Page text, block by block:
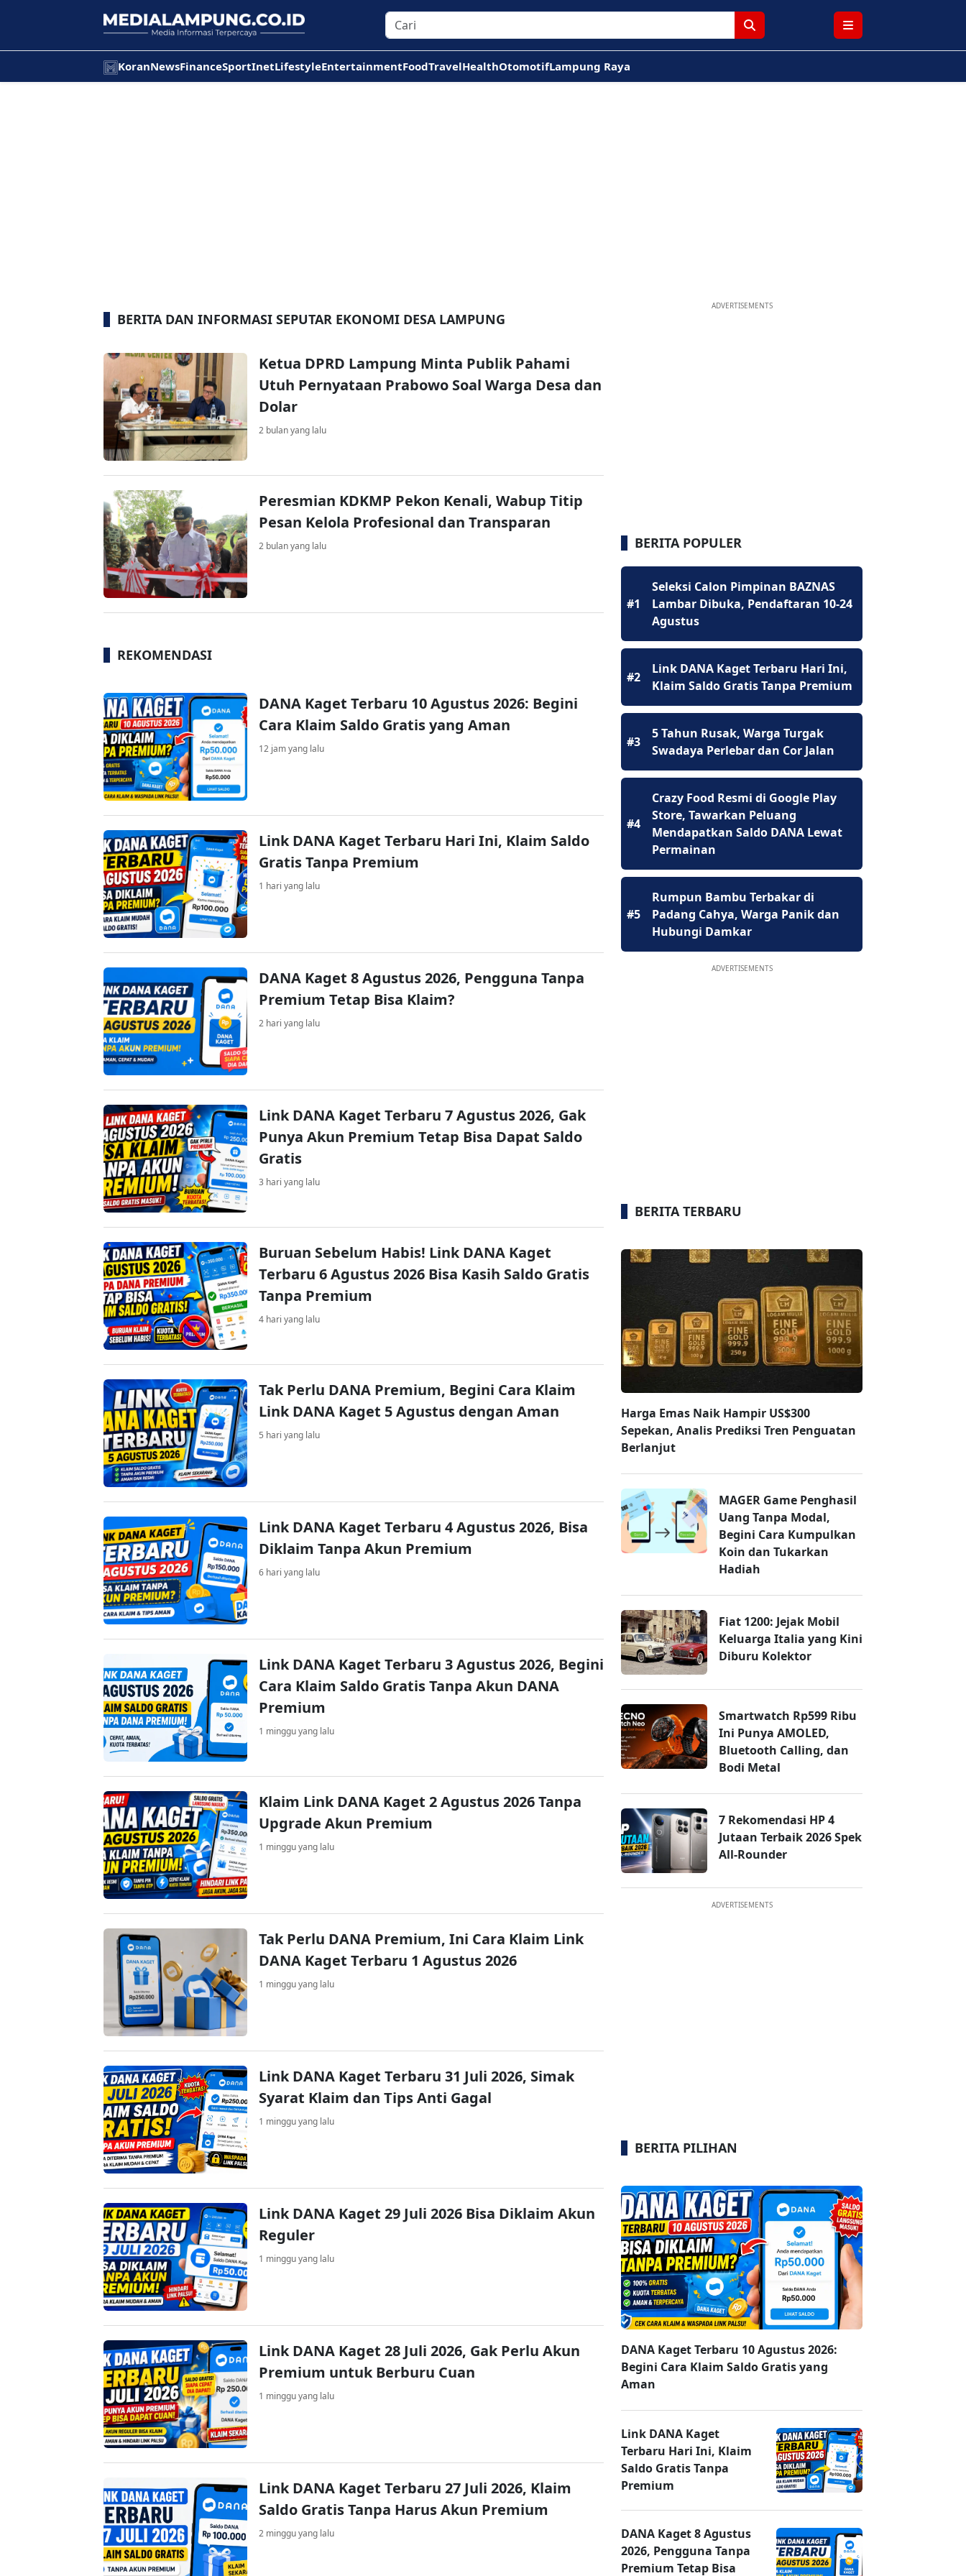
KoranNewsFinanceSportInetLifestyleEntertainmentFoodTravelHealthOtomotifLampung Raya
BERITA DAN INFORMASI SEPUTAR EKONOMI DESA LAMPUNG
Ketua DPRD Lampung Minta Publik Pahami
Utuh Pernyataan Prabowo Soal Warga Desa dan
Dolar
2 bulan yang lalu
Peresmian KDKMP Pekon Kenali, Wabup Titip
Pesan Kelola Profesional dan Transparan
2 bulan yang lalu
REKOMENDASI
DANA Kaget Terbaru 10 Agustus 2026: Begini
Cara Klaim Saldo Gratis yang Aman
12 jam yang lalu
Link DANA Kaget Terbaru Hari Ini, Klaim Saldo
Gratis Tanpa Premium
1 hari yang lalu
DANA Kaget 8 Agustus 2026, Pengguna Tanpa
Premium Tetap Bisa Klaim?
2 hari yang lalu
Link DANA Kaget Terbaru 7 Agustus 2026, Gak
Punya Akun Premium Tetap Bisa Dapat Saldo
Gratis
3 hari yang lalu
Buruan Sebelum Habis! Link DANA Kaget
Terbaru 6 Agustus 2026 Bisa Kasih Saldo Gratis
Tanpa Premium
4 hari yang lalu
Tak Perlu DANA Premium, Begini Cara Klaim
Link DANA Kaget 5 Agustus dengan Aman
5 hari yang lalu
Link DANA Kaget Terbaru 4 Agustus 2026, Bisa
Diklaim Tanpa Akun Premium
6 hari yang lalu
Link DANA Kaget Terbaru 3 Agustus 2026, Begini
Cara Klaim Saldo Gratis Tanpa Akun DANA
Premium
1 minggu yang lalu
Klaim Link DANA Kaget 2 Agustus 2026 Tanpa
Upgrade Akun Premium
1 minggu yang lalu
Tak Perlu DANA Premium, Ini Cara Klaim Link
DANA Kaget Terbaru 1 Agustus 2026
1 minggu yang lalu
Link DANA Kaget Terbaru 31 Juli 2026, Simak
Syarat Klaim dan Tips Anti Gagal
1 minggu yang lalu
Link DANA Kaget 29 Juli 2026 Bisa Diklaim Akun
Reguler
1 minggu yang lalu
Link DANA Kaget 28 Juli 2026, Gak Perlu Akun
Premium untuk Berburu Cuan
1 minggu yang lalu
Link DANA Kaget Terbaru 27 Juli 2026, Klaim
Saldo Gratis Tanpa Harus Akun Premium
2 minggu yang lalu
ADVERTISEMENTS
BERITA POPULER
#1
Seleksi Calon Pimpinan BAZNAS
Lambar Dibuka, Pendaftaran 10-24
Agustus
#2
Link DANA Kaget Terbaru Hari Ini,
Klaim Saldo Gratis Tanpa Premium
#3
5 Tahun Rusak, Warga Turgak
Swadaya Perlebar dan Cor Jalan
#4
Crazy Food Resmi di Google Play
Store, Tawarkan Peluang
Mendapatkan Saldo DANA Lewat
Permainan
#5
Rumpun Bambu Terbakar di
Padang Cahya, Warga Panik dan
Hubungi Damkar
ADVERTISEMENTS
BERITA TERBARU
Harga Emas Naik Hampir US$300
Sepekan, Analis Prediksi Tren Penguatan
Berlanjut
MAGER Game Penghasil
Uang Tanpa Modal,
Begini Cara Kumpulkan
Koin dan Tukarkan
Hadiah
Fiat 1200: Jejak Mobil
Keluarga Italia yang Kini
Diburu Kolektor
Smartwatch Rp599 Ribu
Ini Punya AMOLED,
Bluetooth Calling, dan
Bodi Metal
7 Rekomendasi HP 4
Jutaan Terbaik 2026 Spek
All-Rounder
ADVERTISEMENTS
BERITA PILIHAN
DANA Kaget Terbaru 10 Agustus 2026:
Begini Cara Klaim Saldo Gratis yang
Aman
Link DANA Kaget
Terbaru Hari Ini, Klaim
Saldo Gratis Tanpa
Premium
DANA Kaget 8 Agustus
2026, Pengguna Tanpa
Premium Tetap Bisa